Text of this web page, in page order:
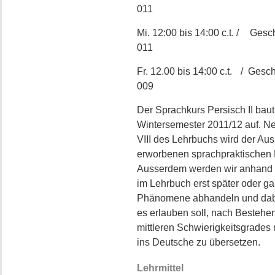
011
Mi. 12:00 bis 14:00 c.t. /
011
Fr. 12.00 bis 14:00 c.t. /
009
Der Sprachkurs Persisch II
Wintersemester 2011/12 auf.
VIII des Lehrbuchs wird der
erworbenen
Ausserdem werden wir
im Lehrbuch erst später oder
Phänomene abhandeln und
es erlauben soll, nach
mittleren
ins Deutsche zu übersetzen.
Lehrmittel